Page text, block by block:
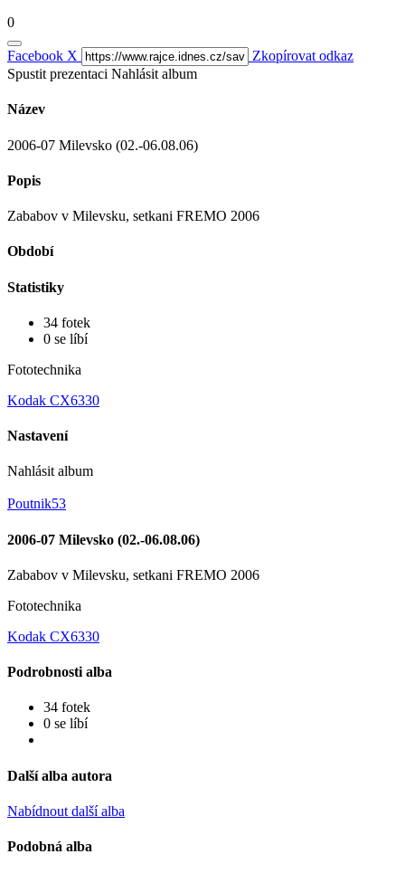
0
Facebook X
Zkopírovat odkaz
Spustit prezentaci Nahlásit album
Název
2006-07 Milevsko (02.-06.08.06)
Popis
Zababov v Milevsku, setkani FREMO 2006
Období
Statistiky
34 fotek
0 se líbí
Fototechnika
Kodak CX6330
Nastavení
Nahlásit album
Poutnik53
2006-07 Milevsko (02.-06.08.06)
Zababov v Milevsku, setkani FREMO 2006
Fototechnika
Kodak CX6330
Podrobnosti alba
34 fotek
0 se líbí
Další alba autora
Nabídnout další alba
Podobná alba